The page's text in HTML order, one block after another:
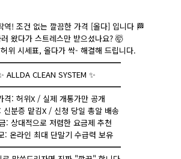
역! 조건 없는 깔끔한 가격 [올다] 입니다 🏁
왔다가 스트레스만 받으셨나요? 🤯
위 시세표, 올다가 싹- 해결해 드립니다.
ALLDA CLEAN SYSTEM ✨
격: 허위X / 실제 개통가만 공개
신분증 맡김X / 신청 당일 총알 배송
: 상대적으로 저렴한 요금제 추천
: 온라인 최대 단말기 수급력 보유